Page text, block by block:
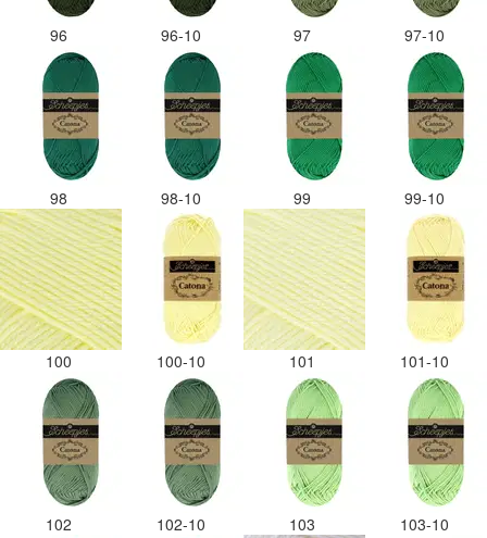
96 96-10 97 97-10
98 98-10 99 99-10
100 100-10 101 101-10
102 102-10 103 103-10